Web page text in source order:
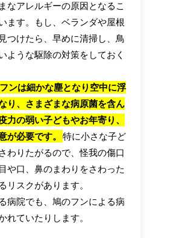
なアレルギーの原因となるこ
ます。もし、ベランダや屋根
つけたら、早めに清掃し、鳥
ような駆除の対策をしておく
ンは細かな塵となり空中に浮
り、さまざまな病原菌を含ん
力の弱い子どもやお年寄り、
が必要です。
特に小さな子ど
わりたがるので、怪我の傷口
や口、鼻のまわりをさわった
リスクがあります。
病院でも、鳩のフンによる病
れていたりします。